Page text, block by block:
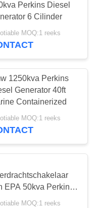
14
Perkins Diesel
6 Cilinder
MOQ:1 reeks
1250kva Perkins
Generator 40ft
Containerized
MOQ:1 reeks
EPA 50kva Perkins
Generator ABB
MOQ:1 reeks